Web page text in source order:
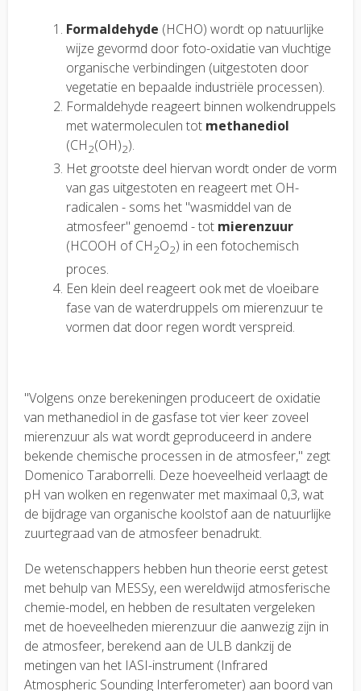
Formaldehyde (HCHO) wordt op natuurlijke
wijze gevormd door foto-oxidatie van vluchtige
organische verbindingen (uitgestoten door
vegetatie en bepaalde industriële processen).
Formaldehyde reageert binnen wolkendruppels
met watermoleculen tot methanediol
(CH2(OH)2).
Het grootste deel hiervan wordt onder de vorm
van gas uitgestoten en reageert met OH-
radicalen - soms het "wasmiddel van de
atmosfeer" genoemd - tot mierenzuur
(HCOOH of CH2O2) in een fotochemisch
proces.
Een klein deel reageert ook met de vloeibare
fase van de waterdruppels om mierenzuur te
vormen dat door regen wordt verspreid.
"Volgens onze berekeningen produceert de oxidatie
van methanediol in de gasfase tot vier keer zoveel
mierenzuur als wat wordt geproduceerd in andere
bekende chemische processen in de atmosfeer," zegt
Domenico Taraborrelli. Deze hoeveelheid verlaagt de
pH van wolken en regenwater met maximaal 0,3, wat
de bijdrage van organische koolstof aan de natuurlijke
zuurtegraad van de atmosfeer benadrukt.
De wetenschappers hebben hun theorie eerst getest
met behulp van MESSy, een wereldwijd atmosferische
chemie-model, en hebben de resultaten vergeleken
met de hoeveelheden mierenzuur die aanwezig zijn in
de atmosfeer, berekend aan de ULB dankzij de
metingen van het IASI-instrument (Infrared
Atmospheric Sounding Interferometer) aan boord van